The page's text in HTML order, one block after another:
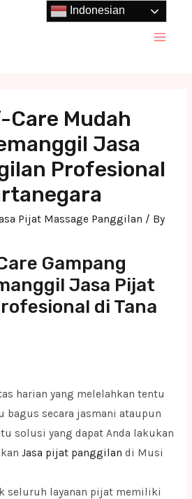
Care Mudah
Jasa
Profesional
Pijat Massage Panggilan / By
Gampang
Jasa Pijat
di Tana
harian yang melelahkan tentu
bagus secara jasmani ataupun
solusi yang dapat Anda lakukan
Jasa pijat panggilan di Musi
seluruh layanan pijat memiliki
Indonesian